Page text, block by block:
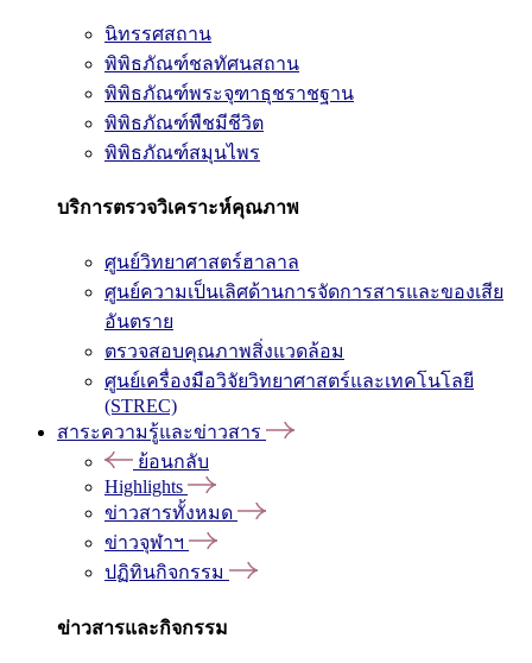
นิทรรศสถาน
พิพิธภัณฑ์ชลทัศนสถาน
พิพิธภัณฑ์พระจุฑาธุชราชฐาน
พิพิธภัณฑ์พืชมีชีวิต
พิพิธภัณฑ์สมุนไพร
บริการตรวจวิเคราะห์คุณภาพ
ศูนย์วิทยาศาสตร์ฮาลาล
ศูนย์ความเป็นเลิศด้านการจัดการสารและของเสีย
อันตราย
ตรวจสอบคุณภาพสิ่งแวดล้อม
ศูนย์เครื่องมือวิจัยวิทยาศาสตร์และเทคโนโลยี
(STREC)
สาระความรู้และข่าวสาร
ย้อนกลับ
Highlights
ข่าวสารทั้งหมด
ข่าวจุฬาฯ
ปฏิทินกิจกรรม
ข่าวสารและกิจกรรม